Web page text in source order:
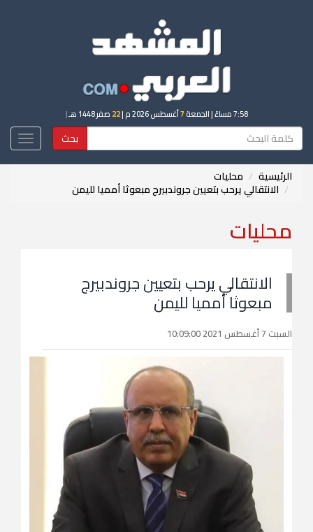
7:58 مساءً | الجمعة7أغسطس 2026 م | 22 صفر 1448 هـ |
بحث
الرئيسية محليات
الانتقالي يرحب بتعيين جروندبيرج مبعوثا أمميا لليمن
محليات
الانتقالي يرحب بتعيين جروندبيرج
مبعوثا أمميا لليمن
السبت 7 أغسطس 2021 10:09:00